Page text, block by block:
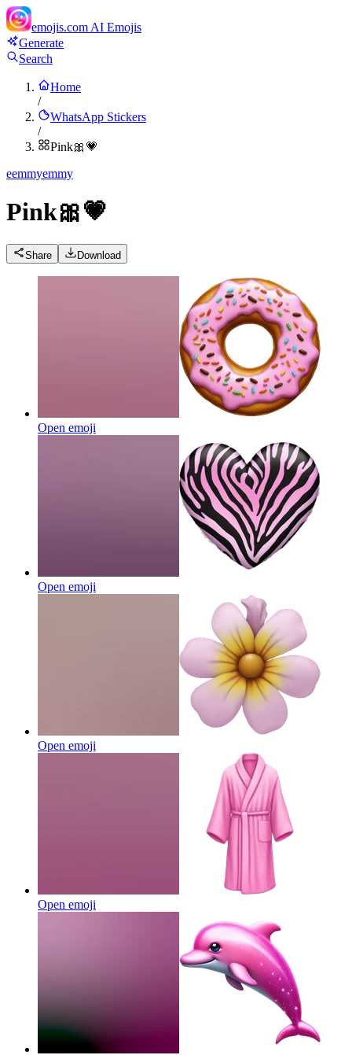
emojis.com AI Emojis
Generate
Search
Home
/
WhatsApp Stickers
/
Pink🎀💗
eemmyemmy
Pink🎀💗
Share Download
Open emoji
Open emoji
Open emoji
Open emoji